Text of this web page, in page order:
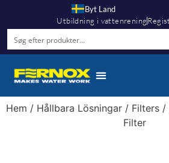
Byt Land
Utbildning i vattenrening
Hem / Hållbara Lösningar/ Filters/
Filter